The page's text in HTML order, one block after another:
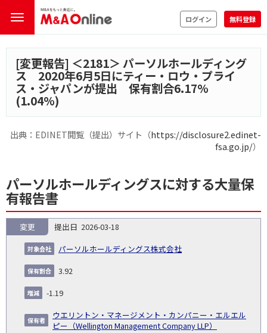
ログイン 無料登録
[変更報告] ＜2181＞ パーソルホールディング
ス 2020年6月5日にティー・ロウ・プライ
ス・ジャパンが提出 保有割合6.17%
(1.04%)
出典：EDINET閲覧（提出）サイト（https://disclosure2.edinet-
fsa.go.jp/）
パーソルホールディングスに対する大量保
有報告書
NO.
告
義
務
発
生
日
提
日
証券
対
有
2026-03-18
パーソルホールディングス株式会社
変更
3.92
-1.19
ウエリントン・マネージメント・カンパニー・エルエル
ピー（Wellington Management Company LLP）